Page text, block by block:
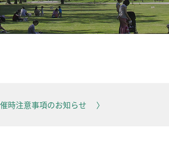
時注意事項のお知らせ